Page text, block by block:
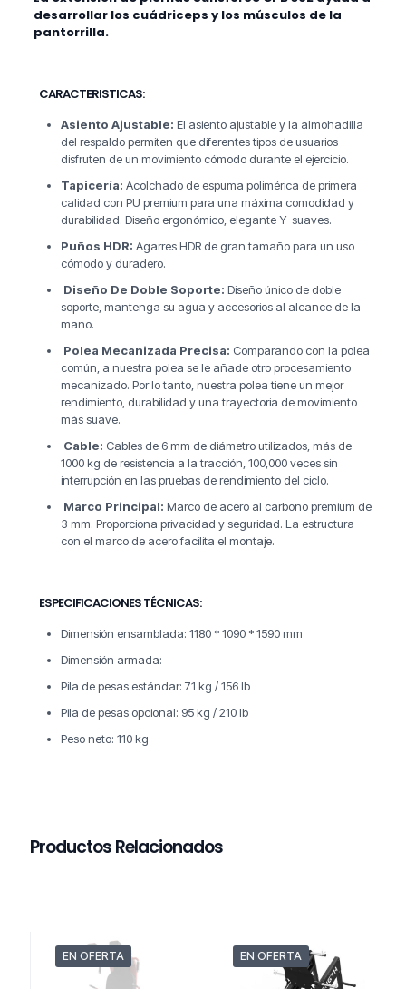
desarrollar los cuádriceps y los músculos de la
pantorrilla.
CARACTERISTICAS:
Asiento Ajustable: El asiento ajustable y la almohadilla
del respaldo permiten que diferentes tipos de usuarios
disfruten de un movimiento cómodo durante el ejercicio.
Tapicería: Acolchado de espuma polimérica de primera
calidad con PU premium para una máxima comodidad y
durabilidad. Diseño ergonómico, elegante Y suaves.
Puños HDR: Agarres HDR de gran tamaño para un uso
cómodo y duradero.
Diseño De Doble Soporte: Diseño único de doble
soporte, mantenga su agua y accesorios al alcance de la
mano.
Polea Mecanizada Precisa: Comparando con la polea
común, a nuestra polea se le añade otro procesamiento
mecanizado. Por lo tanto, nuestra polea tiene un mejor
rendimiento, durabilidad y una trayectoria de movimiento
más suave.
Cable: Cables de 6 mm de diámetro utilizados, más de
1000 kg de resistencia a la tracción, 100,000 veces sin
interrupción en las pruebas de rendimiento del ciclo.
Marco Principal: Marco de acero al carbono premium de
3 mm. Proporciona privacidad y seguridad. La estructura
con el marco de acero facilita el montaje.
ESPECIFICACIONES TÉCNICAS:
Dimensión ensamblada: 1180 * 1090 * 1590 mm
Dimensión armada:
Pila de pesas estándar: 71 kg / 156 lb
Pila de pesas opcional: 95 kg / 210 lb
Peso neto: 110 kg
Productos Relacionados
EN OFERTA EN OFERTA